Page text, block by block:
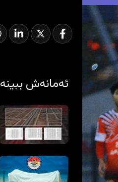
ئەمانەش ببینە